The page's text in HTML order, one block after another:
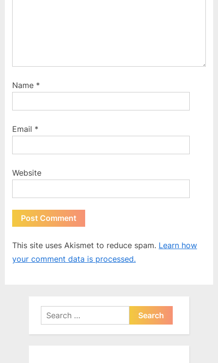
Name *
Email *
Website
This site uses Akismet to reduce spam. Learn how
your comment data is processed.
Search
for: